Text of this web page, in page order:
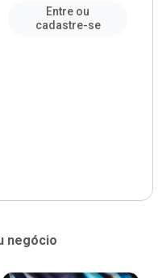
Entre ou
cadastre-se
negócio